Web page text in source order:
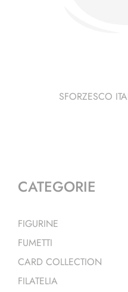
SFORZESCO
CATEGORIE
FIGURINE
FUMETTI
CARD COLLECTION
FILATELIA